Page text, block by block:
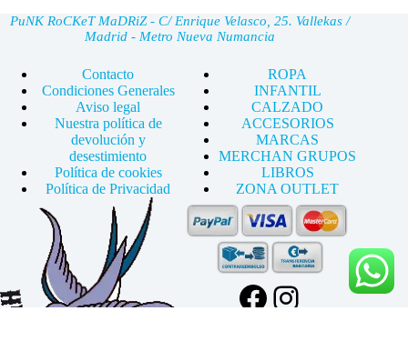
PuNK RoCKeT MaDRiZ - C/ Enrique Velasco, 25. Vallekas /
Madrid - Metro Nueva Numancia
Contacto
Condiciones Generales
Aviso legal
Nuestra política de
devolución y
desestimiento
Política de cookies
Política de Privacidad
ROPA
INFANTIL
CALZADO
ACCESORIOS
MARCAS
MERCHAN GRUPOS
LIBROS
ZONA OUTLET
Facebook
Instagram